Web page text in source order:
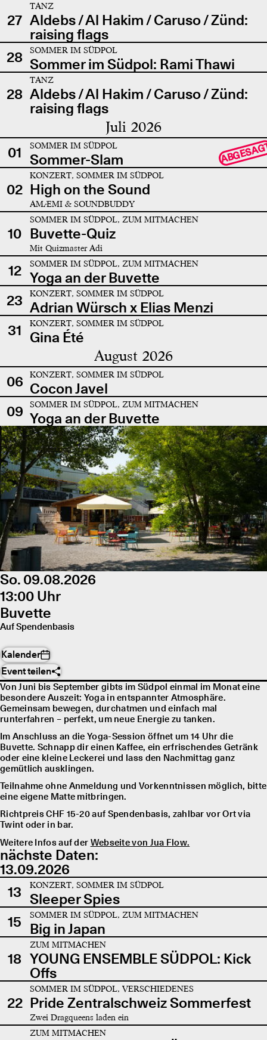
27
TANZ
Aldebs / Al Hakim / Caruso / Zünd:
raising flags
28
SOMMER IM SÜDPOL
Sommer im Südpol: Rami Thawi
28
TANZ
Aldebs / Al Hakim / Caruso / Zünd:
raising flags
Juli 2026
01 SOMMER IM SÜDPOL
Sommer-Slam
02
KONZERT, SOMMER IM SÜDPOL
High on the Sound
AMÆMI & SOUNDBUDDY
10
SOMMER IM SÜDPOL, ZUM MITMACHEN
Buvette-Quiz
Mit Quizmaster Adi
12 SOMMER IM SÜDPOL, ZUM MITMACHEN
Yoga an der Buvette
23
KONZERT, SOMMER IM SÜDPOL
Adrian Würsch x Elias Menzi
31
KONZERT, SOMMER IM SÜDPOL
Gina Été
August 2026
06 KONZERT, SOMMER IM SÜDPOL
Cocon Javel
09
SOMMER IM SÜDPOL, ZUM MITMACHEN
Yoga an der Buvette
So. 09.08.2026
13:00 Uhr
Buvette
Auf Spendenbasis
Kalender
Event teilen
Von Juni bis September gibts im Südpol einmal im Monat eine
besondere Auszeit: Yoga in entspannter Atmosphäre.
Gemeinsam bewegen, durchatmen und einfach mal
runterfahren – perfekt, um neue Energie zu tanken.
Im Anschluss an die Yoga-Session öffnet um 14 Uhr die
Buvette. Schnapp dir einen Kaffee, ein erfrischendes Getränk
oder eine kleine Leckerei und lass den Nachmittag ganz
gemütlich ausklingen.
Teilnahme ohne Anmeldung und Vorkenntnissen möglich, bitte
eine eigene Matte mitbringen.
Richtpreis CHF 15-20 auf Spendenbasis, zahlbar vor Ort via
Twint oder in bar.
Weitere Infos auf der Webseite von Jua Flow.
nächste Daten:
13.09.2026
13
KONZERT, SOMMER IM SÜDPOL
Sleeper Spies
15
SOMMER IM SÜDPOL, ZUM MITMACHEN
Big in Japan
18
ZUM MITMACHEN
YOUNG ENSEMBLE SÜDPOL: Kick
Offs
22
SOMMER IM SÜDPOL, VERSCHIEDENES
Pride Zentralschweiz Sommerfest
Zwei Dragqueens laden ein
ZUM MITMACHEN